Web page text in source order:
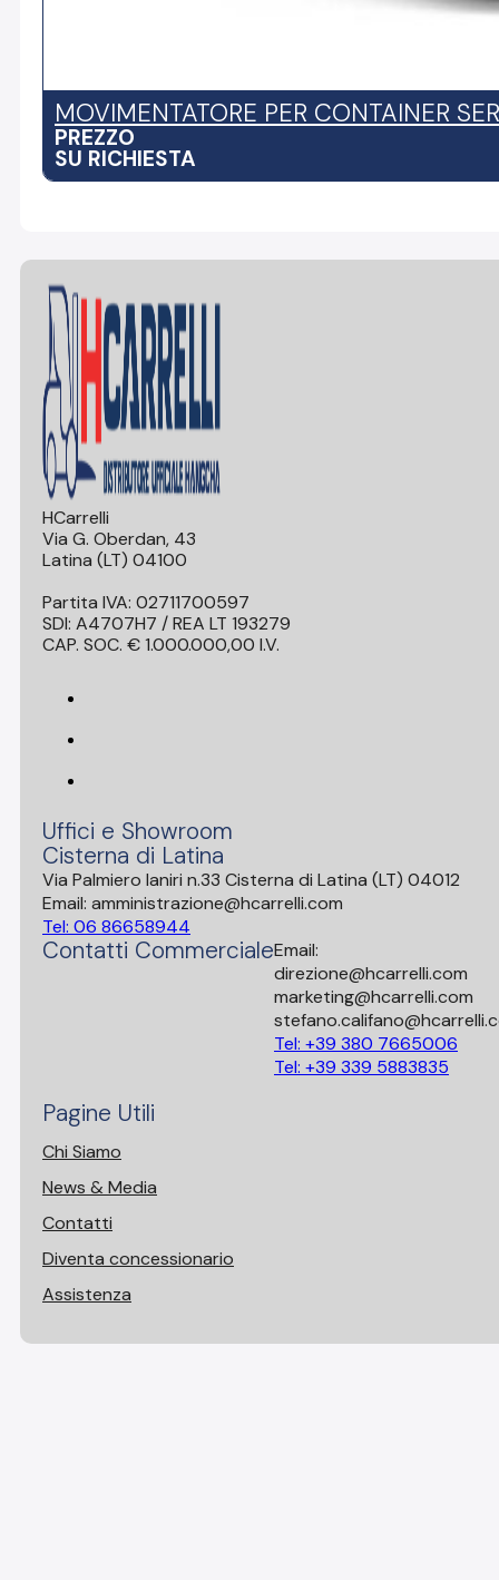
MOVIMENTATORE PER CONTAINER
PREZZO
SU RICHIESTA
HCarrelli
Via G. Oberdan, 43
Latina (LT) 04100
Partita IVA: 02711700597
SDI: A4707H7 / REA LT 193279
CAP. SOC. € 1.000.000,00 I.V.
Uffici e Showroom
Cisterna di Latina
Via Palmiero Ianiri n.33 Cisterna di Latina (LT) 04012
Email: amministrazione@hcarrelli.com
Tel: 06 86658944
Contatti CommercialeEmail:
direzione@hcarrelli.com
marketing@hcarrelli.com
Tel: +39 380 7665006
Tel: +39 339 5883835
Pagine Utili
Chi Siamo
News & Media
Contatti
Diventa concessionario
Assistenza